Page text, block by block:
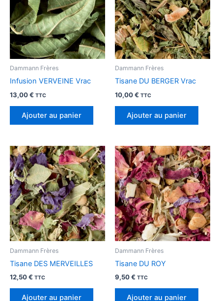
Dammann Frères
Infusion VERVEINE Vrac
13,00€ TTC
Ajouter au panier
Dammann Frères
Tisane DU BERGER Vrac
10,00€ TTC
Ajouter au panier
Dammann Frères
Tisane DES MERVEILLES
12,50€ TTC
Ajouter au panier
Dammann Frères
Tisane DU ROY
9,50€ TTC
Ajouter au panier